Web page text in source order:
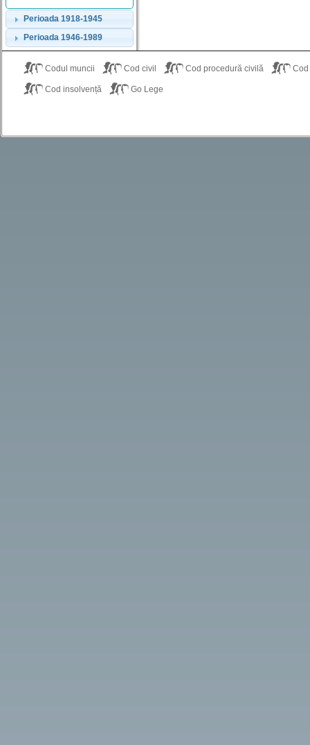
Perioada 1918-1945
Perioada 1946-1989
Codul muncii Cod civil Cod procedură civilă
Cod insolvență Go Lege